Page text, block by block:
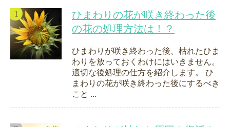
ひまわりの花が咲き終わった後
の花の処理方法は！？
ひまわりが咲き終わった後、枯れたひま
わりを放っておくわけにはいきません。
適切な後処理の仕方を紹介します。 ひ
まわりの花が咲き終わった後にするべき
こと ...